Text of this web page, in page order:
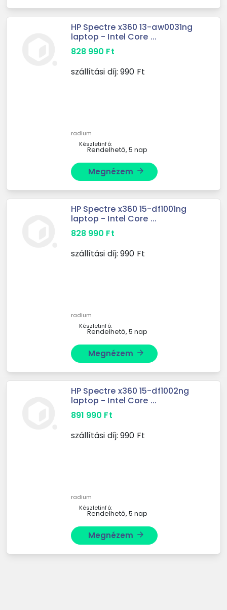
HP Spectre x360 13-aw0031ng
laptop - Intel Core ...
828 990 Ft
szállítási díj: 990 Ft
radium
Készletinfó:
Rendelhető, 5 nap
Megnézem arrow_forward
HP Spectre x360 15-df1001ng
laptop - Intel Core ...
828 990 Ft
szállítási díj: 990 Ft
radium
Készletinfó:
Rendelhető, 5 nap
Megnézem arrow_forward
HP Spectre x360 15-df1002ng
laptop - Intel Core ...
891 990 Ft
szállítási díj: 990 Ft
radium
Készletinfó:
Rendelhető, 5 nap
Megnézem arrow_forward